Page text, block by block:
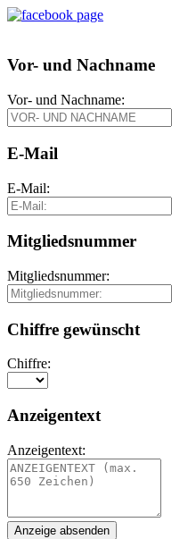
Vor- und Nachname
Vor- und Nachname:
E-Mail
E-Mail:
Mitgliedsnummer
Mitgliedsnummer:
Chiffre gewünscht
Chiffre:
Anzeigentext
Anzeigentext: